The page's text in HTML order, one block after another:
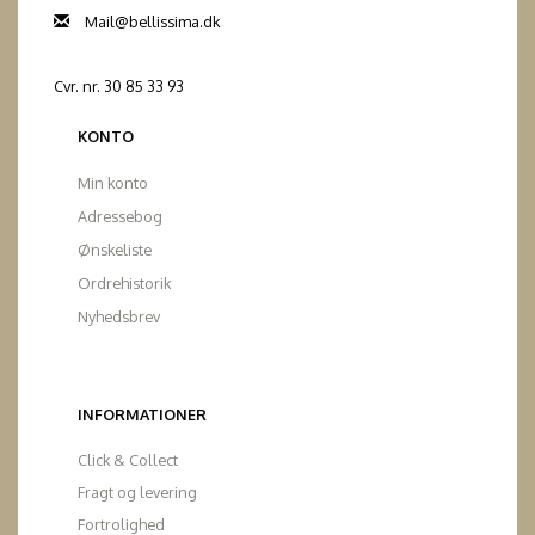
Mail@bellissima.dk
Cvr. nr. 30 85 33 93
KONTO
Min konto
Adressebog
Ønskeliste
Ordrehistorik
Nyhedsbrev
INFORMATIONER
Click & Collect
Fragt og levering
Fortrolighed